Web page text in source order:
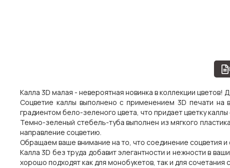
Калла 3D малая - невероятная новинка в коллекции
Соцветие каллы выполнено с применением 3D печати
градиентом бело-зеленого цвета, что придает цветку
Темно-зеленый стебель-туба выполнен из мягкого
направление соцветию.
Обращаем ваше внимание на то, что соединение соцветия
Калла 3D без труда добавит элегантности и нежности в
хорошо подходят как для монобукетов, так и для сочетания